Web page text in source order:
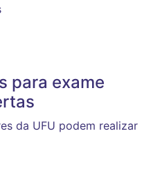
para exame
da UFU podem realizar